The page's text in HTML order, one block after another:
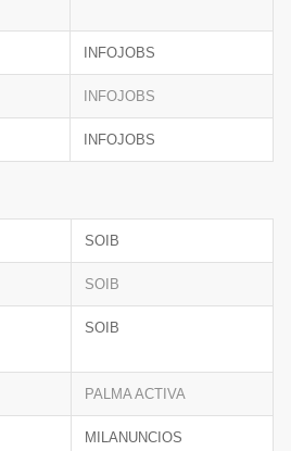
INFOJOBS
INFOJOBS
INFOJOBS
SOIB
SOIB
SOIB
PALMA ACTIVA
MILANUNCIOS